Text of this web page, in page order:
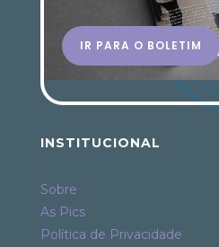
IR PARA O BOLETIM
INSTITUCIONAL
Sobre
As Pics
Política de Privacidade